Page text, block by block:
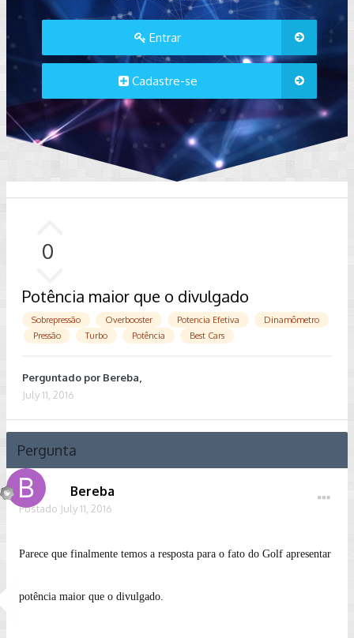
Entrar
Cadastre-se
0
Potência maior que o divulgado
Sobrepressão Overbooster Potencia Efetiva
Dinamômetro
Pressão
Turbo Potência Best Cars
Perguntado por Bereba
July 11, 2016
Pergunta
Bereba
Postado July 11, 2016
Parece que finalmente temos a resposta para o fato do Golf apresentar
potência maior que o divulgado.